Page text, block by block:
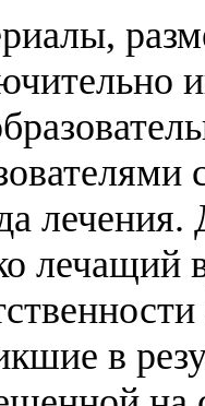
лечения.
лечащий
в